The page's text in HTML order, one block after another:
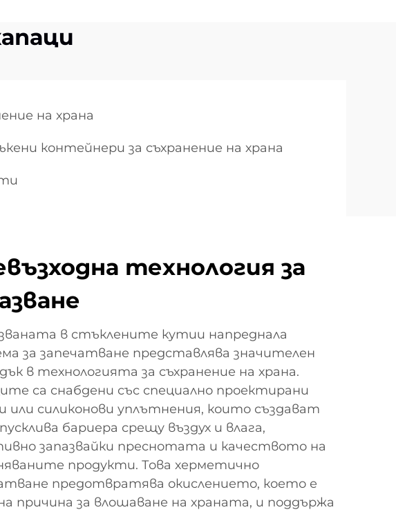
на храна
контейнери за съхранение на храна
технология за
в стъклените кутии напреднала
за запечатване представлява значителен
в технологията за съхранение на храна.
са снабдени със специално проектирани
или силиконови уплътнения, които създават
бариера срещу въздух и влага,
запазвайки преснотата и качеството на
продукти. Това херметично
предотвратява окислението, което е
причина за влошаване на храната, и поддържа